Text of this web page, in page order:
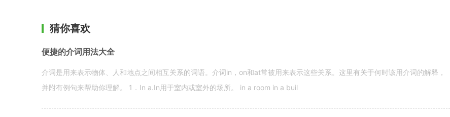
猜你喜欢
便捷的介词用法大全
介词是用来表示物体、人和地点之间相互关系的词语。介词in，on和at常被用来表示这些关系。这里有关于何时该用介词的解释，
并附有例句来帮助你理解。 1．In a.In用于室内或室外的场所。 in a room in a buil